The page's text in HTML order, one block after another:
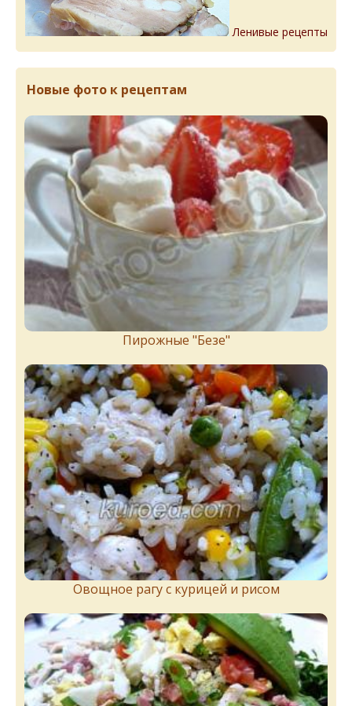
Ленивые рецепты
Новые фото к рецептам
Пирожныe "Бeзe"
Овощное рагу с курицей и рисом